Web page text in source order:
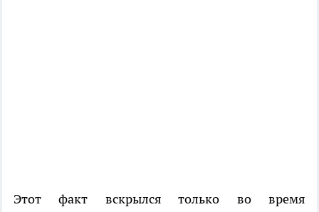
Этот факт вскрылся только во время